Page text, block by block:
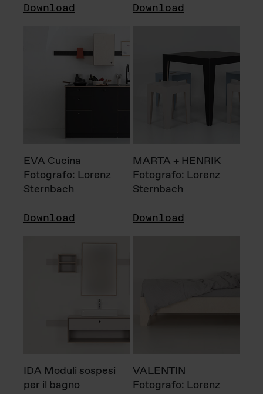
Download Download
EVA Cucina
Fotografo: Lorenz
Sternbach
Download
MARTA + HENRIK
Fotografo: Lorenz
Sternbach
Download
IDA Moduli sospesi
per il bagno
VALENTIN
Fotografo: Lorenz